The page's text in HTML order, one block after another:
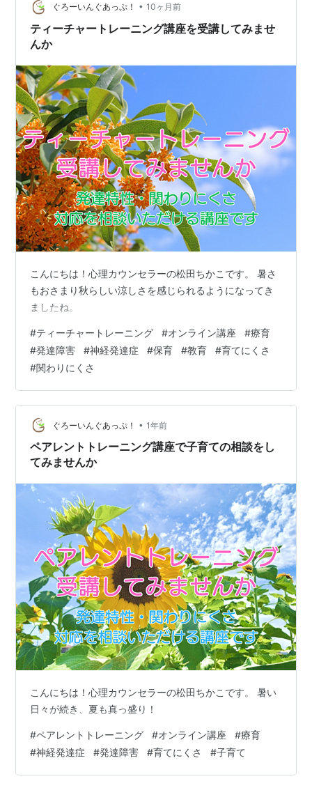
ぐろーいんぐあっぷ！ • 10ヶ月前
ティーチャートレーニング講座を受講してみませ
んか
こんにちは！心理カウンセラーの松田ちかこです。 暑さ
もおさまり秋らしい涼しさを感じられるようになってき
ましたね。
#ティーチャートレーニング #オンライン講座 #療育
#発達障害 #神経発達症 #保育 #教育 #育てにくさ
#関わりにくさ
ぐろーいんぐあっぷ！ • 1年前
ペアレントトレーニング講座で子育ての相談をし
てみませんか
こんにちは！心理カウンセラーの松田ちかこです。 暑い
日々が続き、夏も真っ盛り！
#ペアレントトレーニング #オンライン講座 #療育
#神経発達症 #発達障害 #育てにくさ #子育て